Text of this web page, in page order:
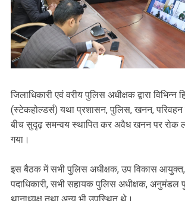
जिलाधिकारी एवं वरीय पुलिस अधीक्षक द्वारा विभिन्न
(स्टेकहोल्डर्स) यथा प्रशासन, पुलिस, खनन, परिवहन
बीच सुदृढ़ समन्वय स्थापित कर अवैध खनन पर रोक
गया।
इस बैठक में सभी पुलिस अधीक्षक, उप विकास
पदाधिकारी, सभी सहायक पुलिस अधीक्षक, अनुमंडल